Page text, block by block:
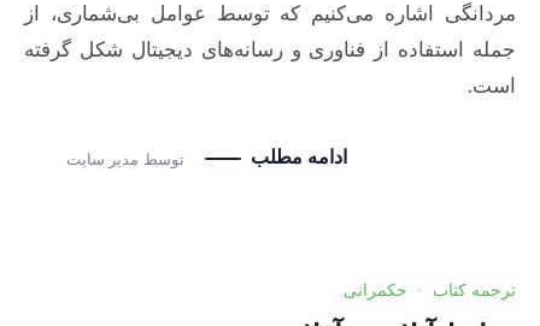
مردانگی اشاره می‌کنیم که توسط عوامل بی‌شماری، از
جمله استفاده از فناوری و رسانه‌های دیجیتال شکل گرفته
است.
توسط مدیر سایت ادامه مطلب
ترجمه کتاب · حکمرانی